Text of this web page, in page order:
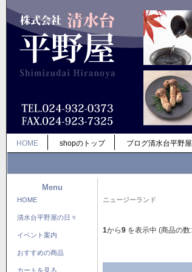
HOME shopのトップ ブログ清水台平野
Menu
HOME
清水台平野屋の日々
イベント案内
おすすめの商品
カートを見る
ニュージーランド
1から9 を表示中 (商品の数: